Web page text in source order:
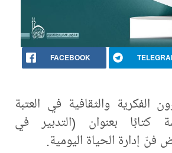
FACEBOOK
الفكرية والثقافية في العتبة
كتابًا بعنوان (التدبير في
فنّ إدارة الحياة اليومية.